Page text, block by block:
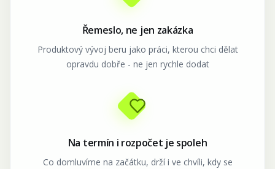
Řemeslo, ne jen zakázka
Produktový vývoj beru jako práci, kterou chci dělat
opravdu dobře - ne jen rychle dodat
Na termín i rozpočet je spoleh
Co domluvíme na začátku, drží i ve chvíli, kdy se